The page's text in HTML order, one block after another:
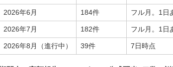
2026年6月 184件 フル月。1日
2026年7月 182件 フル月。1日
2026年8月（進行中） 39件 7日時点